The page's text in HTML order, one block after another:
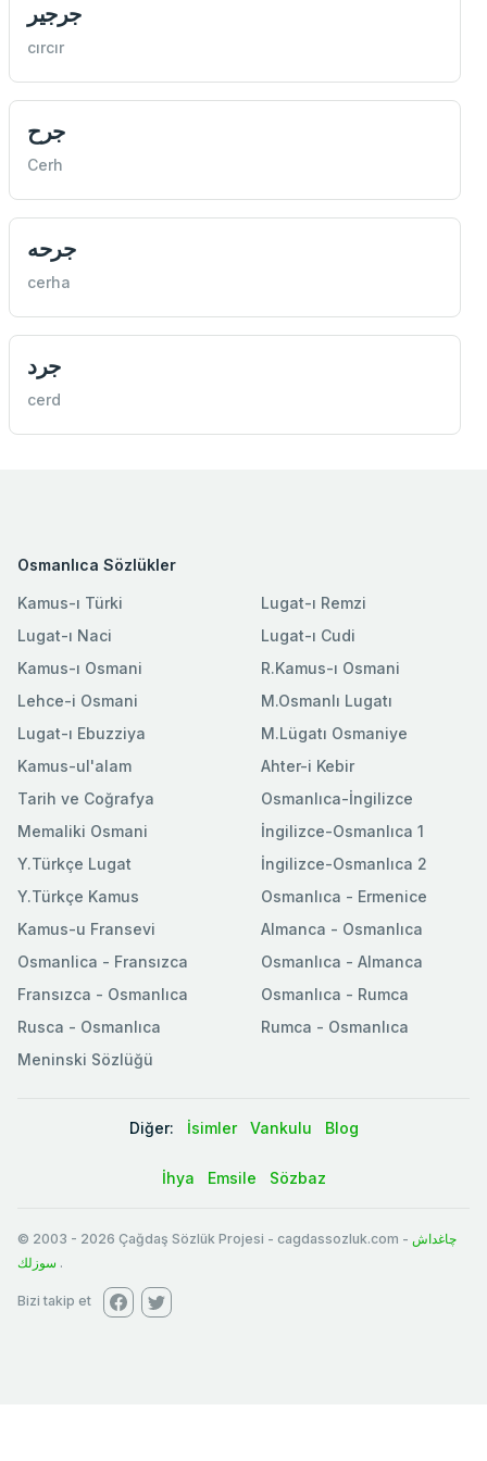
جرجير
cırcır
جرح
Cerh
جرحه
cerha
جرد
cerd
Osmanlıca Sözlükler
Kamus-ı Türki
Lugat-ı Naci
Kamus-ı Osmani
Lehce-i Osmani
Lugat-ı Ebuzziya
Lugat-ı Remzi
Lugat-ı Cudi
R.Kamus-ı Osmani
M.Osmanlı Lugatı
M.Lügatı Osmaniye
Kamus-ul'alam
Tarih ve Coğrafya
Memaliki Osmani
Y.Türkçe Lugat
Y.Türkçe Kamus
Ahter-i Kebir
Osmanlıca-İngilizce
İngilizce-Osmanlıca 1
İngilizce-Osmanlıca 2
Osmanlıca - Ermenice
Kamus-u Fransevi
Osmanlica - Fransızca
Fransızca - Osmanlıca
Rusca - Osmanlıca
Meninski Sözlüğü
Almanca - Osmanlıca
Osmanlıca - Almanca
Osmanlıca - Rumca
Rumca - Osmanlıca
Diğer: İsimler Vankulu Blog
İhya Emsile Sözbaz
© 2003 - 2026 Çağdaş Sözlük Projesi - cagdassozluk.com - چاغداش
سوزلك .
Bizi takip et